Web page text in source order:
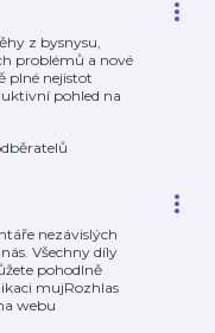
z bysnysu,
problémů a nové
plné nejistot
pohled na
nezávislých
Všechny díly
pohodlně
mujRozhlas
webu